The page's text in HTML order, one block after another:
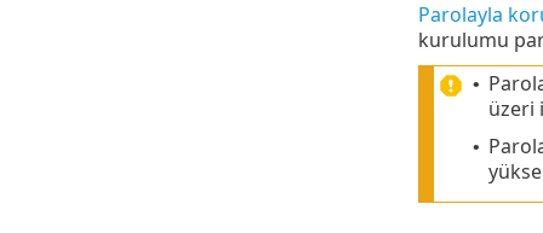
Parolayla
kurulumu
•
üzeri
•